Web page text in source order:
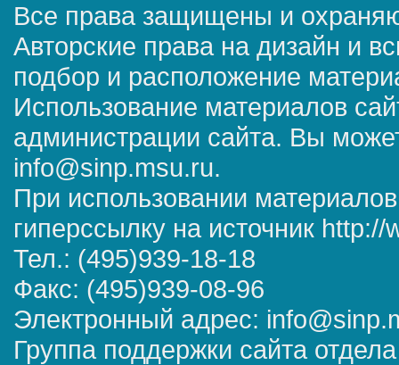
Все права защищены и
Авторские права на дизайн и
подбор и расположение
Использование материалов
администрации сайта. Вы
info@sinp.msu.ru.
При использовании
гиперссылку на источник
Тел.: (495)939-18-18
Факс: (495)939-08-96
Электронный адрес:
Группа поддержки сайта